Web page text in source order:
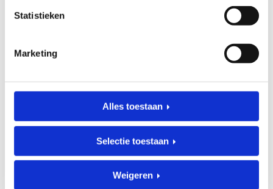
Statistieken
Marketing
Alles toestaan
Selectie toestaan
Weigeren
Geboorteklompje Stan
KRAAMCADEAUS
Geboorteklompje Sam
€ 36,95